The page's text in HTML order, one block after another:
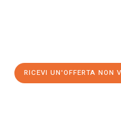
RICEVI UN'OFFERTA NON